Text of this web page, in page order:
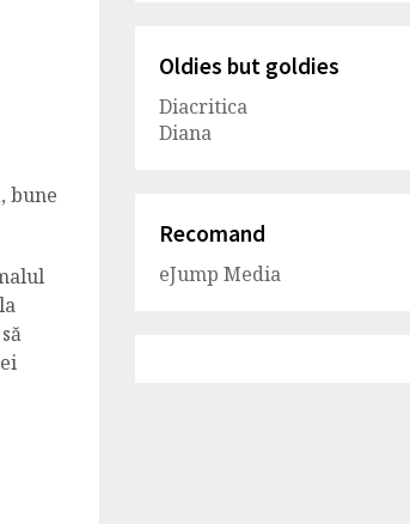
bune
Oldies but goldies
Diacritica
Diana
Recomand
eJump Media